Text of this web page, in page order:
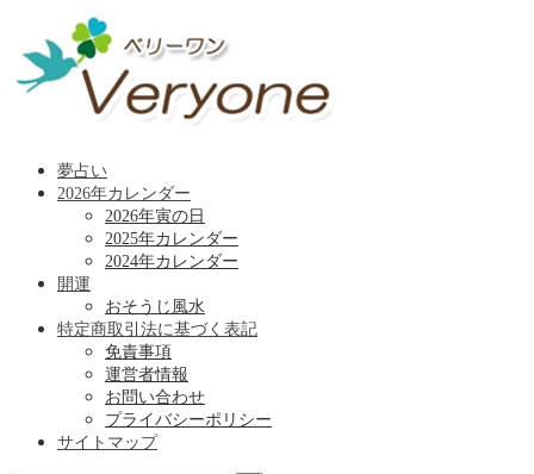
夢占い
2026年カレンダー
2026年寅の日
2025年カレンダー
2024年カレンダー
開運
おそうじ風水
特定商取引法に基づく表記
免責事項
運営者情報
お問い合わせ
プライバシーポリシー
サイトマップ